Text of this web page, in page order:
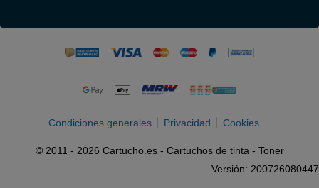
Condiciones generales Privacidad Cookies
© 2011 - 2026 Cartucho.es - Cartuchos de tinta - Toner
Versión: 200726080447